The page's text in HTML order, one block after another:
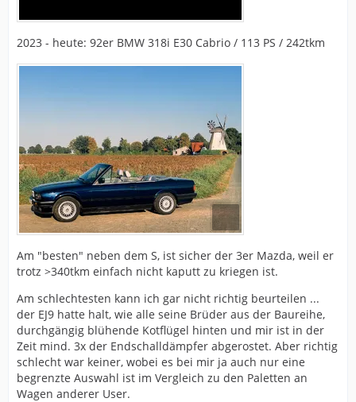
2023 - heute: 92er BMW 318i E30 Cabrio / 113 PS / 242tkm
Am "besten" neben dem S, ist sicher der 3er Mazda, weil er
trotz >340tkm einfach nicht kaputt zu kriegen ist.
Am schlechtesten kann ich gar nicht richtig beurteilen ...
der EJ9 hatte halt, wie alle seine Brüder aus der Baureihe,
durchgängig blühende Kotflügel hinten und mir ist in der
Zeit mind. 3x der Endschalldämpfer abgerostet. Aber richtig
schlecht war keiner, wobei es bei mir ja auch nur eine
begrenzte Auswahl ist im Vergleich zu den Paletten an
Wagen anderer User.